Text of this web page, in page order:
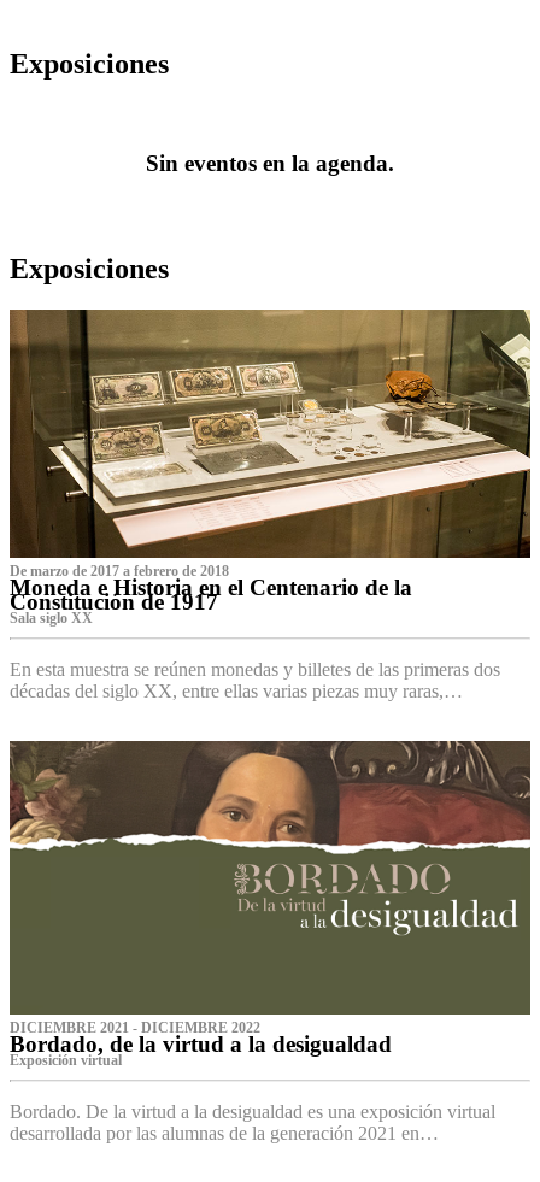
Exposiciones
Sin eventos en la agenda.
Exposiciones
De marzo de 2017 a febrero de 2018
Moneda e Historia en el Centenario de la
Constitución de 1917
Sala siglo XX
En esta muestra se reúnen monedas y billetes de las primeras dos
décadas del siglo XX, entre ellas varias piezas muy raras,…
DICIEMBRE 2021 - DICIEMBRE 2022
Bordado, de la virtud a la desigualdad
Exposición virtual‌
Bordado. De la virtud a la desigualdad es una exposición virtual
desarrollada por las alumnas de la generación 2021 en…